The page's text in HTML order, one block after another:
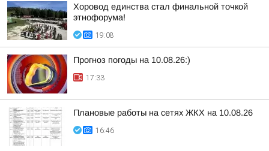
Хоровод единства стал финальной точкой
этнофорума!
19:08
Прогноз погоды на 10.08.26:)
17:33
Плановые работы на сетях ЖКХ на 10.08.26
16:46